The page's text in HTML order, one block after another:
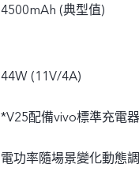
4500mAh (典型值)
44W (11V/4A)
*V25配備vivo標準充電
電功率隨場景變化動態